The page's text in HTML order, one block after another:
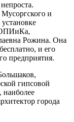
и
Рожина. Она
и его
предприятия.
гипсовой
наиболее
города